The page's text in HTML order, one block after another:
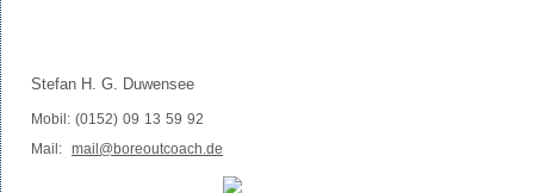
Stefan H. G. Duwensee
Mobil: (0152) 09 13 59 92
Mail: mail@boreoutcoach.de